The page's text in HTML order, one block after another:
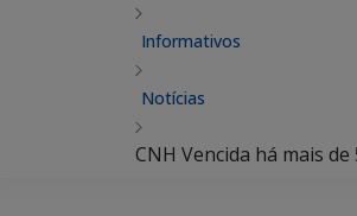
Informativos
Notícias
CNH Vencida há mais